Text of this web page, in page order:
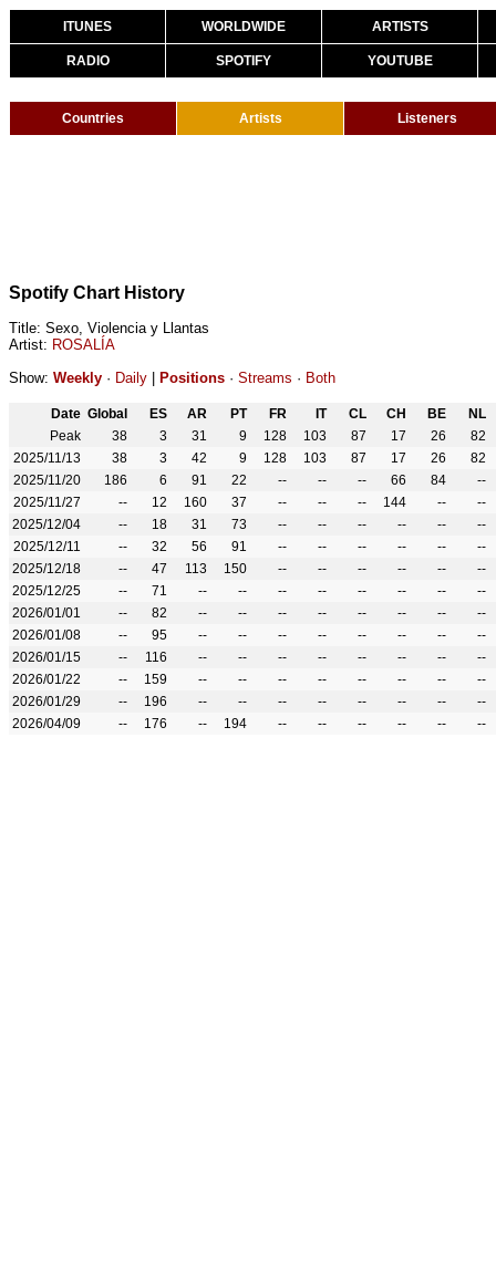
ITUNES WORLDWIDE ARTISTS
RADIO SPOTIFY YOUTUBE
Countries Artists Listeners
Spotify Chart History
Title: Sexo, Violencia y Llantas
Artist: ROSALÍA
Show: Weekly · Daily Positions · Streams · Both
Date Global ES AR PT FR IT CL CH BE
NL
Peak
38 3 31 9 128 103 87 17 26
82
2025/11/13
38 3 42 9 128 103 87 17 26
82
2025/11/20
186 6 91 22 -- -- -- 66 84
--
2025/11/27
-- 12 160 37 -- -- -- 144 --
--
2025/12/04
-- 18 31 73 -- -- -- -- --
--
2025/12/11
-- 32 56 91 -- -- -- -- --
--
2025/12/18
-- 47 113 150 -- -- -- -- --
--
2025/12/25
-- 71 -- -- -- -- -- -- --
--
2026/01/01
-- 82 -- -- -- -- -- -- --
--
2026/01/08
-- 95 -- -- -- -- -- -- --
--
2026/01/15
-- 116 -- -- -- -- -- -- --
--
2026/01/22
-- 159 -- -- -- -- -- -- --
--
2026/01/29
-- 196 -- -- -- -- -- -- --
--
2026/04/09
-- 176 -- 194 -- -- -- -- -- --